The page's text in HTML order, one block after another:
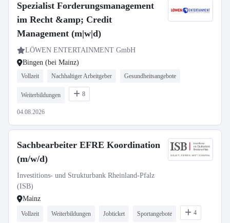
Spezialist Forderungsmanagement
im Recht &amp; Credit
Management (m|w|d)
LÖWEN ENTERTAINMENT GmbH
Bingen (bei Mainz)
Vollzeit Nachhaltiger Arbeitgeber Gesundheitsangebote
Weiterbildungen 8
04.08.2026
Sachbearbeiter EFRE Koordination
(m/w/d)
Investitions- und Strukturbank Rheinland-Pfalz
(ISB)
Mainz
Vollzeit Weiterbildungen Jobticket Sportangebote 4